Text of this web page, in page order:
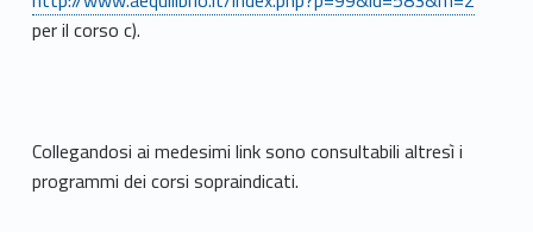
per il corso c).
Collegandosi ai medesimi link sono consultabili altresì i
programmi dei corsi sopraindicati.